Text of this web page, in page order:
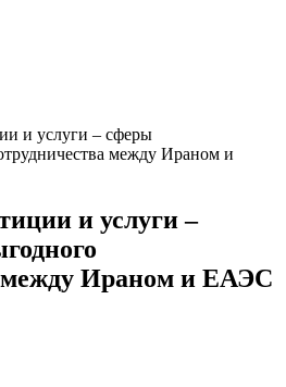
и услуги – сферы
между Ираном и
и услуги –
между Ираном и ЕАЭС